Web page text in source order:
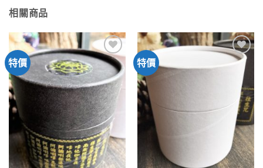
相關商品
特價
加入
「願
望清
單」
特價
加入
「願
望清
單」